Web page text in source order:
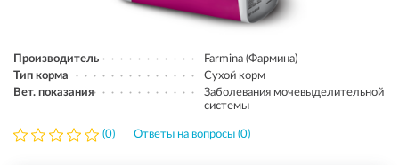
Производитель
Farmina (Фармина)
Тип корма
Сухой корм
Вет. показания
Заболевания мочевыделительной
системы
(0) Ответы на вопросы (0)